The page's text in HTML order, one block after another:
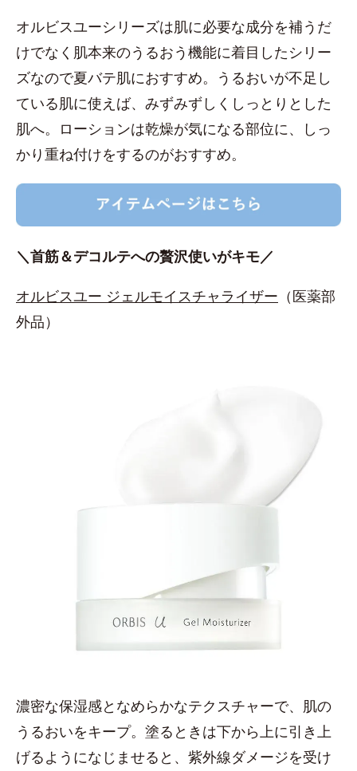
オルビスユーシリーズは肌に必要な成分を補うだ
けでなく肌本来のうるおう機能に着目したシリー
ズなので夏バテ肌におすすめ。うるおいが不足し
ている肌に使えば、みずみずしくしっとりとした
肌へ。ローションは乾燥が気になる部位に、しっ
かり重ね付けをするのがおすすめ。
＼首筋＆デコルテへの贅沢使いがキモ／
オルビスユー ジェルモイスチャライザー （医薬部
外品）
濃密な保湿感となめらかなテクスチャーで、肌の
うるおいをキープ。塗るときは下から上に引き上
げるようになじませると、紫外線ダメージを受け